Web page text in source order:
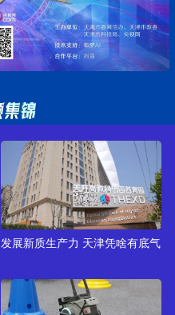
发展新质生产力 天津凭啥有底气